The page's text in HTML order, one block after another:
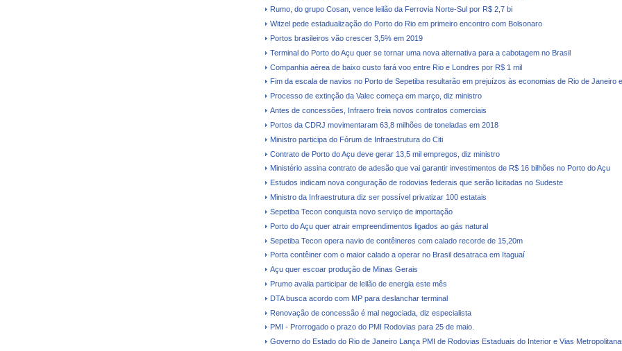
Rumo, do grupo Cosan, vence leilão da Ferrovia Norte-Sul por R$ 2,7 bi
Witzel pede estadualização do Porto do Rio em primeiro encontro com Bolsonaro
Portos brasileiros vão crescer 3,5% em 2019
Terminal do Porto do Açu quer se tornar uma nova alternativa para a cabotagem no Brasil
Companhia aérea de baixo custo fará voo entre Rio e Londres por R$ 1 mil
Fim da escala de navios no Porto de Sepetiba resultarão em prejuízos às economias de Rio de Janeiro
Processo de extinção da Valec começa em março, diz ministro
Antes de concessões, Infraero freia novos contratos comerciais
Portos da CDRJ movimentaram 63,8 milhões de toneladas em 2018
Ministro participa do Fórum de Infraestrutura do Citi
Contrato de Porto do Açu deve gerar 13,5 mil empregos, diz ministro
Ministério assina contrato de adesão que vai garantir investimentos de R$ 16 bilhões no Porto do Açu
Estudos indicam nova conguração de rodovias federais que serão licitadas no Sudeste
Ministro da Infraestrutura diz ser possível privatizar 100 estatais
Sepetiba Tecon conquista novo serviço de importação
Porto do Açu quer atrair empreendimentos ligados ao gás natural
Sepetiba Tecon opera navio de contêineres com calado recorde de 15,20m
Porta contêiner com o maior calado a operar no Brasil desatraca em Itaguaí
Açu quer escoar produção de Minas Gerais
Prumo avalia participar de leilão de energia este mês
DTA busca acordo com MP para deslanchar terminal
Renovação de concessão é mal negociada, diz especialista
PMI - Prorrogado o prazo do PMI Rodovias para 25 de maio.
Governo do Estado do Rio de Janeiro Lança PMI de Rodovias Estaduais do Interior e Vias